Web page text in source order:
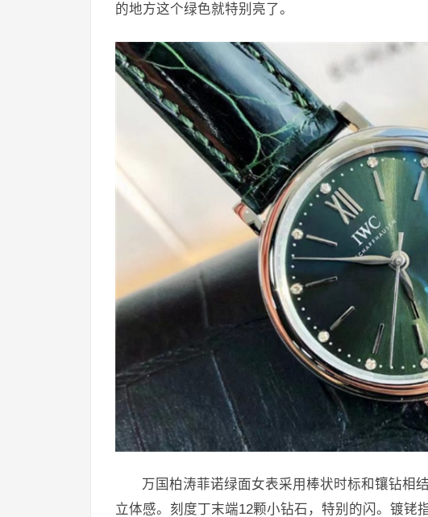
的地方这个绿色就特别亮了。
万国柏涛菲诺绿面女表采用棒状时标和镶钻相
立体感。刻度丁末端12颗小钻石，特别的闪。镀铑